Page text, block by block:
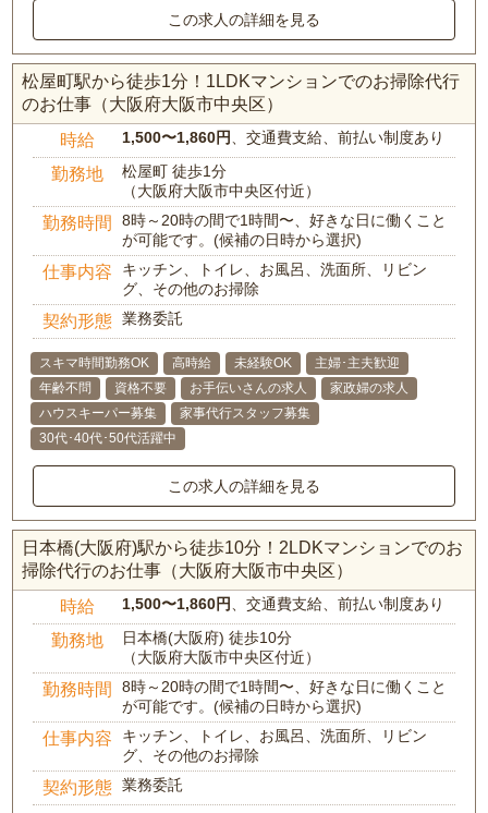
この求人の詳細を見る
松屋町駅から徒歩1分！1LDKマンションでのお掃除代行
のお仕事（大阪府大阪市中央区）
時給 1,500〜1,860円 、交通費支給、前払い制度あり
勤務地
松屋町 徒歩1分
（大阪府大阪市中央区付近）
勤務時間
8時～20時の間で1時間〜、好きな日に働くこと
が可能です。(候補の日時から選択)
仕事内容
キッチン、トイレ、お風呂、洗面所、リビン
グ、その他のお掃除
契約形態 業務委託
スキマ時間勤務OK 高時給 未経験OK
主婦･主夫歓迎
年齢不問
資格不要 お手伝いさんの求人
家政婦の求人
ハウスキーパー募集
家事代行スタッフ募集
30代･40代･50代活躍中
この求人の詳細を見る
日本橋(大阪府)駅から徒歩10分！2LDKマンションでのお
掃除代行のお仕事（大阪府大阪市中央区）
時給 1,500〜1,860円 、交通費支給、前払い制度あり
勤務地
日本橋(大阪府) 徒歩10分
（大阪府大阪市中央区付近）
勤務時間
8時～20時の間で1時間〜、好きな日に働くこと
が可能です。(候補の日時から選択)
仕事内容
キッチン、トイレ、お風呂、洗面所、リビン
グ、その他のお掃除
契約形態 業務委託